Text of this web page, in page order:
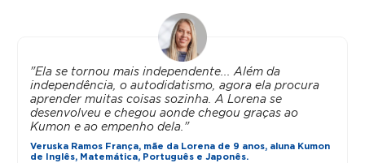
"Ela se tornou mais independente... Além da
independência, o autodidatismo, agora ela procura
aprender muitas coisas sozinha. A Lorena se
desenvolveu e chegou aonde chegou graças ao
Kumon e ao empenho dela."
Veruska Ramos França, mãe da Lorena de 9 anos, aluna Kumon
de Inglês, Matemática, Português e Japonês.